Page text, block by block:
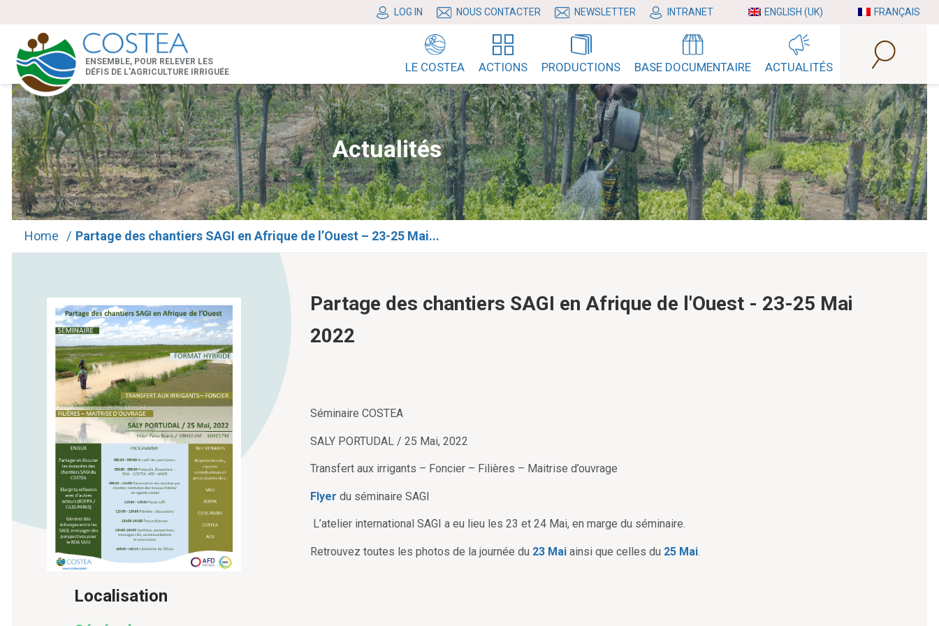
LOG IN NOUS CONTACTER NEWSLETTER INTRANET ENGLISH (UK) FRANÇAIS
ENSEMBLE, POUR RELEVER LES
DÉFIS DE L'AGRICULTURE IRRIGUÉE
LE COSTEA ACTIONS PRODUCTIONS BASE DOCUMENTAIRE ACTUALITÉS
Actualités
Home / Partage des chantiers SAGI en Afrique de l’Ouest – 23-25 Mai...
Partage des chantiers SAGI en Afrique de l'Ouest - 23-25 Mai
2022
Séminaire COSTEA
SALY PORTUDAL / 25 Mai, 2022
Transfert aux irrigants – Foncier – Filières – Maitrise d’ouvrage
Flyer du séminaire SAGI
L’atelier international SAGI a eu lieu les 23 et 24 Mai, en marge du séminaire.
Retrouvez toutes les photos de la journée du 23 Mai ainsi que celles du 25 Mai.
Localisation